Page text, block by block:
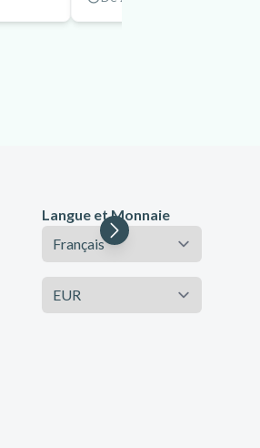
Langue et Monnaie
Langue
Monnaie